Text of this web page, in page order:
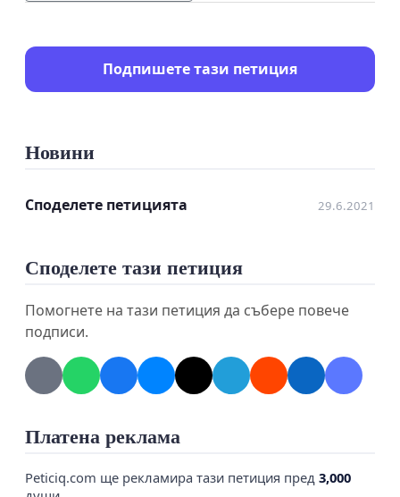
Съгласно Наредба 4 / 2004 на МРРБ:
Чл. 30. Изразходваната вода се отчита по
водомера на водопроводното отклонение, а за
на водопроводното отклонение. Изразходваното
количество вода се разпределя между
потребителите в сграда - етажна собственост,
Подпишете тази петиция
Новини
Споделете петицията 29.6.2021
Споделете тази петиция
Помогнете на тази петиция да събере повече
подписи.
Платена реклама
Peticiq.com ще рекламира тази петиция пред 3,000